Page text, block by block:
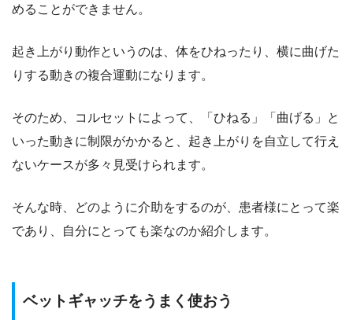
めることができません。
起き上がり動作というのは、体をひねったり、横に曲げた
りする動きの複合運動になります。
そのため、コルセットによって、「ひねる」「曲げる」と
いった動きに制限がかかると、起き上がりを自立して行え
ないケースが多々見受けられます。
そんな時、どのように介助をするのが、患者様にとって楽
であり、自分にとっても楽なのか紹介します。
ベットギャッチをうまく使おう